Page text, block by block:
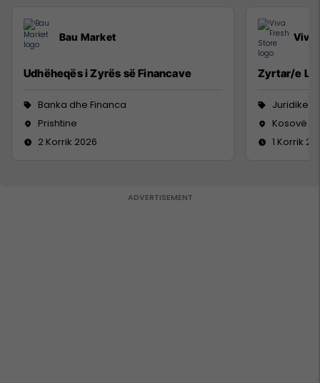
Bau Market
Udhëheqës i Zyrës së Financave
Banka dhe Financa
Prishtine
2 Korrik 2026
Viva
Zyrtar/e
Juridike
Kosovë
1 Korrik